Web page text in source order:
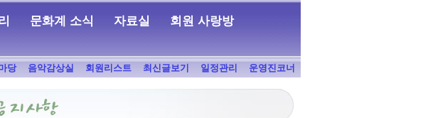
문화계 소식 자료실 회원 사랑방
당 음악감상실 회원리스트 최신글보기 일정관리 운영진코너